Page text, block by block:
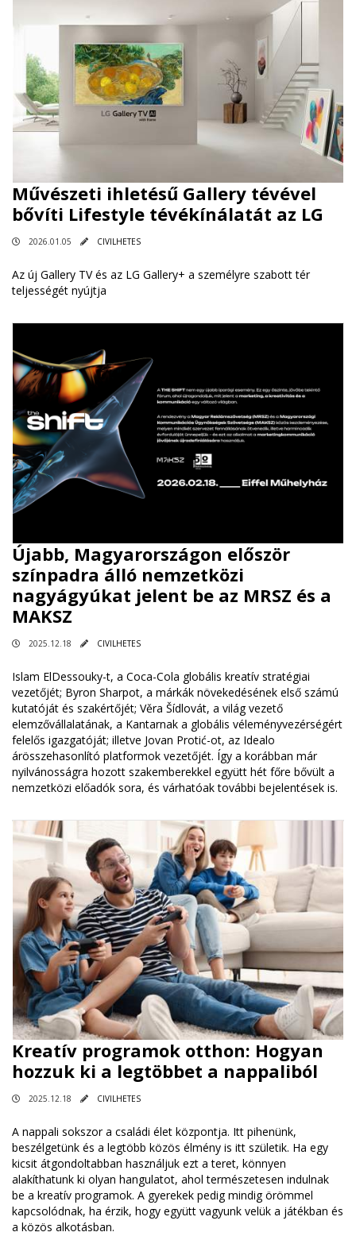
Művészeti ihletésű Gallery tévével
bővíti Lifestyle tévékínálatát az LG
2026.01.05 CIVILHETES
Az új Gallery TV és az LG Gallery+ a személyre szabott tér
teljességét nyújtja
Újabb, Magyarországon először
színpadra álló nemzetközi
nagyágyúkat jelent be az MRSZ és a
MAKSZ
2025.12.18 CIVILHETES
Islam ElDessouky-t, a Coca-Cola globális kreatív stratégiai
vezetőjét; Byron Sharpot, a márkák növekedésének első számú
kutatóját és szakértőjét; Věra Šídlovát, a világ vezető
elemzővállalatának, a Kantarnak a globális véleményvezérségért
felelős igazgatóját; illetve Jovan Protić-ot, az Idealo
árösszehasonlító platformok vezetőjét. Így a korábban már
nyilvánosságra hozott szakemberekkel együtt hét főre bővült a
nemzetközi előadók sora, és várhatóak további bejelentések is.
Kreatív programok otthon: Hogyan
hozzuk ki a legtöbbet a nappaliból
2025.12.18 CIVILHETES
A nappali sokszor a családi élet központja. Itt pihenünk,
beszélgetünk és a legtöbb közös élmény is itt születik. Ha egy
kicsit átgondoltabban használjuk ezt a teret, könnyen
alakíthatunk ki olyan hangulatot, ahol természetesen indulnak
be a kreatív programok. A gyerekek pedig mindig örömmel
kapcsolódnak, ha érzik, hogy együtt vagyunk velük a játékban és
a közös alkotásban.